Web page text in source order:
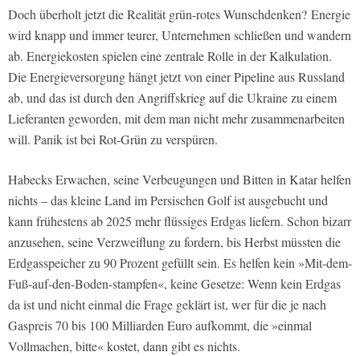
Doch überholt jetzt die Realität grün-rotes Wunschdenken? Energie
wird knapp und immer teurer, Unternehmen schließen und wandern
ab. Energiekosten spielen eine zentrale Rolle in der Kalkulation.
Die Energieversorgung hängt jetzt von einer Pipeline aus Russland
ab, und das ist durch den Angriffskrieg auf die Ukraine zu einem
Lieferanten geworden, mit dem man nicht mehr zusammenarbeiten
will. Panik ist bei Rot-Grün zu verspüren.
Habecks Erwachen, seine Verbeugungen und Bitten in Katar helfen
nichts – das kleine Land im Persischen Golf ist ausgebucht und
kann frühestens ab 2025 mehr flüssiges Erdgas liefern. Schon bizarr
anzusehen, seine Verzweiflung zu fordern, bis Herbst müssten die
Erdgasspeicher zu 90 Prozent gefüllt sein. Es helfen kein »Mit-dem-
Fuß-auf-den-Boden-stampfen«, keine Gesetze: Wenn kein Erdgas
da ist und nicht einmal die Frage geklärt ist, wer für die je nach
Gaspreis 70 bis 100 Milliarden Euro aufkommt, die »einmal
Vollmachen, bitte« kostet, dann gibt es nichts.